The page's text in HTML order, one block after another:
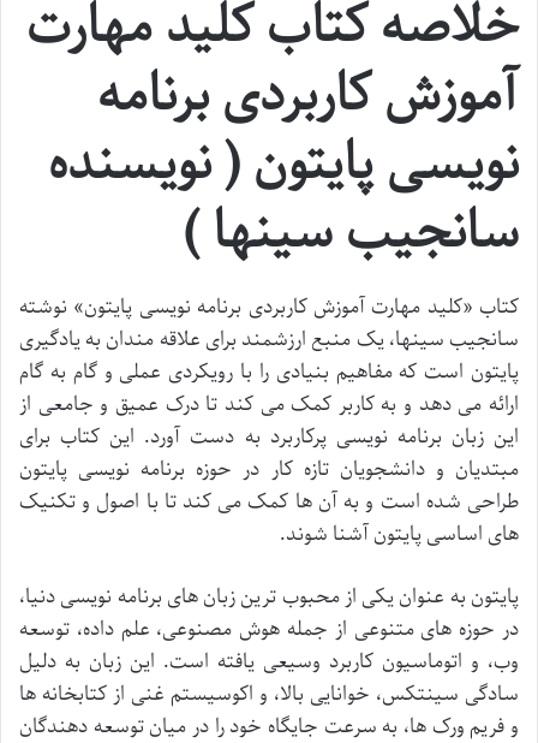
خلاصه کتاب کلید مهارت
آموزش کاربردی برنامه
نویسی پایتون ( نویسنده
سانجیب سینها )
کتاب «کلید مهارت آموزش کاربردی برنامه نویسی پایتون» نوشته
سانجیب سینها، یک منبع ارزشمند برای علاقه مندان به یادگیری
پایتون است که مفاهیم بنیادی را با رویکردی عملی و گام به گام
ارائه می دهد و به کاربر کمک می کند تا درک عمیق و جامعی از
این زبان برنامه نویسی پرکاربرد به دست آورد. این کتاب برای
مبتدیان و دانشجویان تازه کار در حوزه برنامه نویسی پایتون
طراحی شده است و به آن ها کمک می کند تا با اصول و تکنیک
های اساسی پایتون آشنا شوند.
پایتون به عنوان یکی از محبوب ترین زبان های برنامه نویسی دنیا،
در حوزه های متنوعی از جمله هوش مصنوعی، علم داده، توسعه
وب، و اتوماسیون کاربرد وسیعی یافته است. این زبان به دلیل
سادگی سینتکس، خوانایی بالا، و اکوسیستم غنی از کتابخانه ها
و فریم ورک ها، به سرعت جایگاه خود را در میان توسعه دهندگان